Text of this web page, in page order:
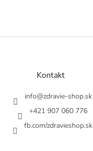
Kontakt
info@zdravie-shop.sk
+421 907 060 776
fb.com/zdravieshop.sk